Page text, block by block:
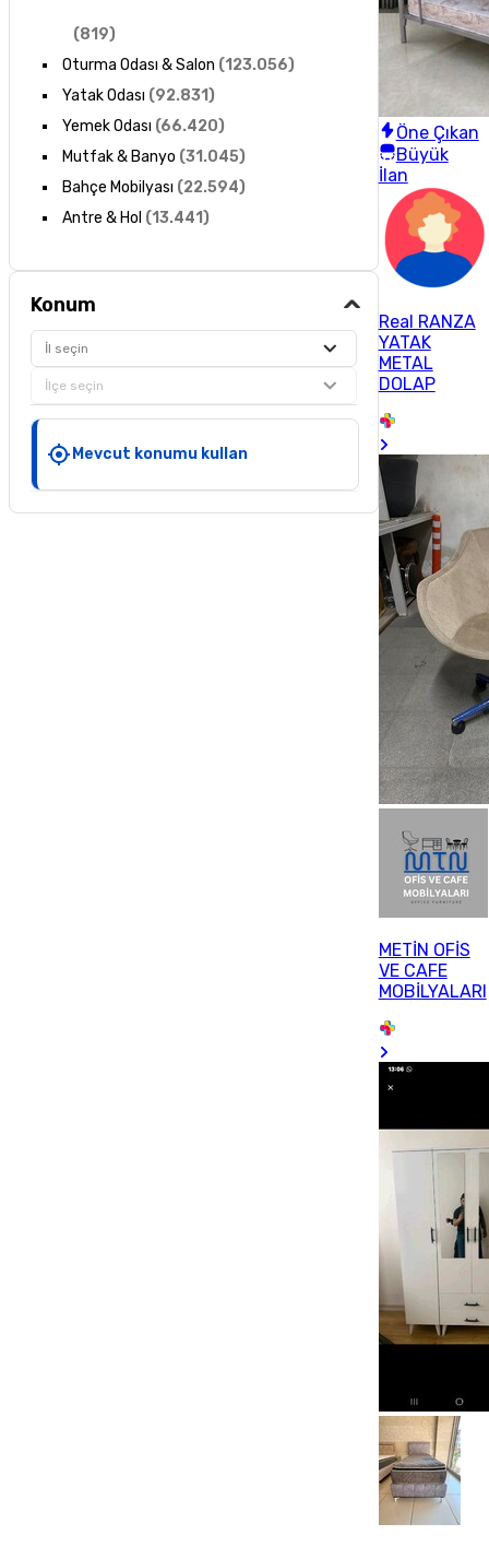
(819)
Oturma Odası & Salon (123.056)
Yatak Odası (92.831)
Yemek Odası (66.420)
Mutfak & Banyo (31.045)
Bahçe Mobilyası (22.594)
Antre & Hol (13.441)
Konum
İl seçin
İlçe seçin
Mevcut konumu kullan
Öne Çıkan
Büyük
İlan
Real RANZA
YATAK
METAL
DOLAP
METİN OFİS
VE CAFE
MOBİLYALARI